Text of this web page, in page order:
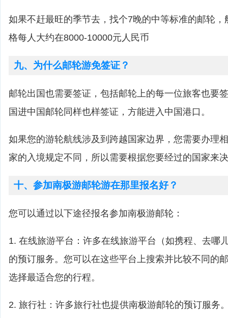
如果不赶最旺的季节去，找个7晚的中等标准的邮轮
格每人大约在8000-10000元人民币
九、为什么邮轮游免签证？
邮轮出国也需要签证，包括邮轮上的每一位旅客也要
国进中国邮轮同样也样签证，方能进入中国港口。
如果您的游轮航线涉及到跨越国家边界，您需要办理
家的入境规定不同，所以需要根据您要经过的国家来
十、参加南极游邮轮游在那里报名好？
您可以通过以下途径报名参加南极游邮轮：
1. 在线旅游平台：许多在线旅游平台（如携程、去哪
的预订服务。您可以在这些平台上搜索并比较不同的
选择最适合您的行程。
2. 旅行社：许多旅行社也提供南极游邮轮的预订服务